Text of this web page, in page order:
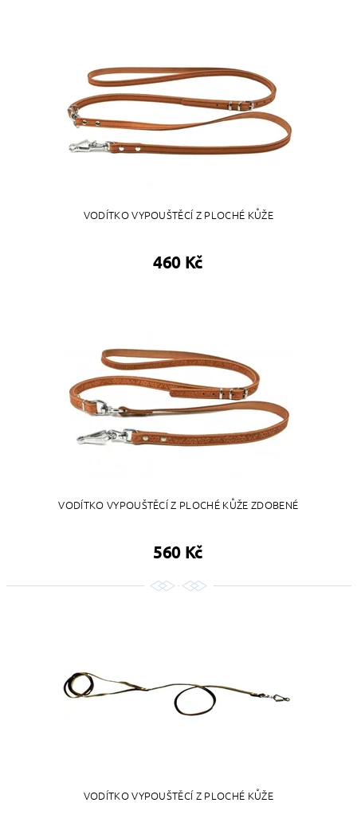
VODÍTKO VYPOUŠTĚCÍ Z PLOCHÉ KŮŽE
460 Kč
VODÍTKO VYPOUŠTĚCÍ Z PLOCHÉ KŮŽE ZDOBENÉ
560 Kč
VODÍTKO VYPOUŠTĚCÍ Z PLOCHÉ KŮŽE